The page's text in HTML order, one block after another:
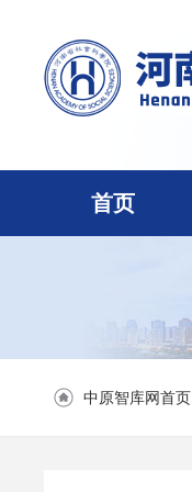
首页
中原智库网首页